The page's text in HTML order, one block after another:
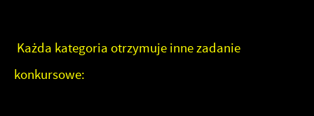
Każda kategoria otrzymuje inne zadanie
konkursowe: